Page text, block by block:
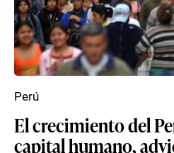
El crecimiento del
capital humano,
Perú